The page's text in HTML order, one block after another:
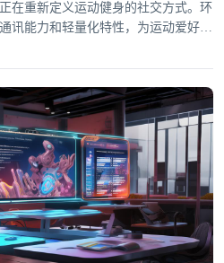
在重新定义运动健身的社交方式。环
讯能力和轻量化特性，为运动爱好者
，用户可以在保持社交连接的同时完
创新模式正在改变传统健身的孤独
运动坚持率提升60%以